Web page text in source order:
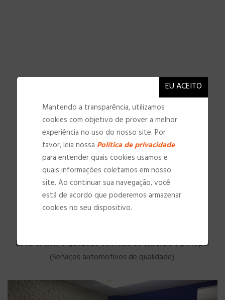
NOSSAS INSTALAÇÕES
Local amplo, organizado com sala de espera e o principal
(Serviços automotivos de qualidade).
Mantendo a transparência, utilizamos
cookies com objetivo de prover a melhor
experiência no uso do nosso site. Por
favor, leia nossa Política de privacidade
para entender quais cookies usamos e
quais informações coletamos em nosso
site. Ao continuar sua navegação, você
está de acordo que poderemos armazenar
cookies no seu dispositivo.